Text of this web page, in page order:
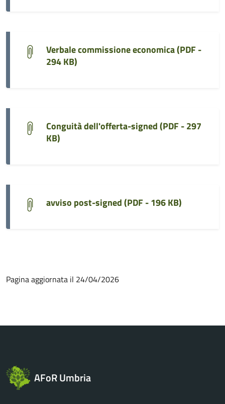
Verbale commissione economica (PDF -
294 KB)
Conguità dell'offerta-signed (PDF - 297
KB)
avviso post-signed (PDF - 196 KB)
Pagina aggiornata il 24/04/2026
AFoR Umbria